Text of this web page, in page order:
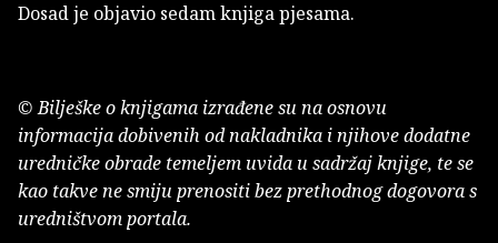
Dosad je objavio sedam knjiga pjesama.
© Bilješke o knjigama izrađene su na osnovu
informacija dobivenih od nakladnika i njihove dodatne
uredničke obrade temeljem uvida u sadržaj knjige, te se
kao takve ne smiju prenositi bez prethodnog dogovora s
uredništvom portala.